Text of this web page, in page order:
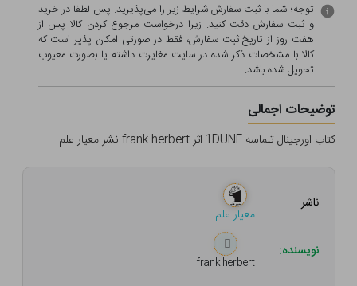
توجه؛ شما با ثبت سفارش شرایط زیر را می‌پذیرید. پس لطفا در خرید
و ثبت سفارش دقت کنید. زیرا درخواست مرجوع کردن کالا پس از
هفت روز از تاریخ ثبت سفارش، فقط در صورتی امکان پذیر است که
کالا با مشخصات ذکر شده در سایت مغایرت داشته یا بصورت معيوب
تحویل شده باشد.
توضیحات اجمالی
کتاب اورجینال-تلماسه-1DUNE اثر frank herbert نشر معیار علم
ناشر:
معیار علم
نویسنده:
frank herbert